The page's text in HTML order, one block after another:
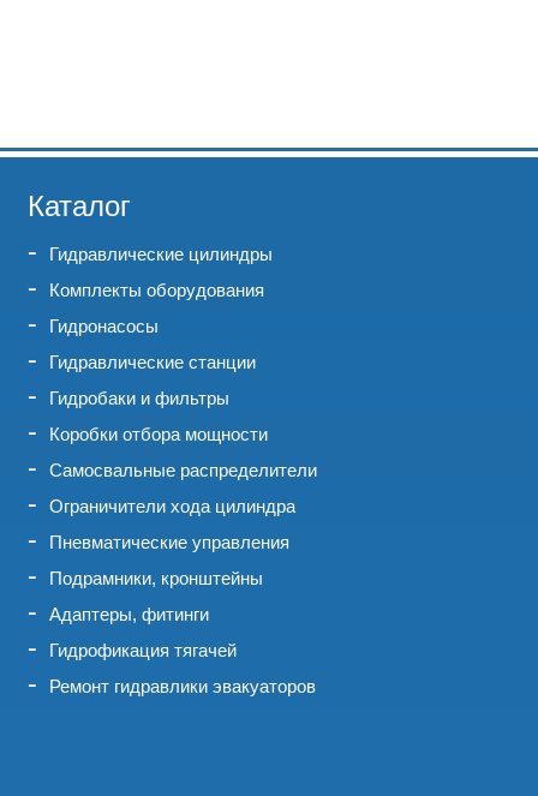
Каталог
Гидравлические цилиндры
Комплекты оборудования
Гидронасосы
Гидравлические станции
Гидробаки и фильтры
Коробки отбора мощности
Самосвальные распределители
Ограничители хода цилиндра
Пневматические управления
Подрамники, кронштейны
Адаптеры, фитинги
Гидрофикация тягачей
Ремонт гидравлики эвакуаторов